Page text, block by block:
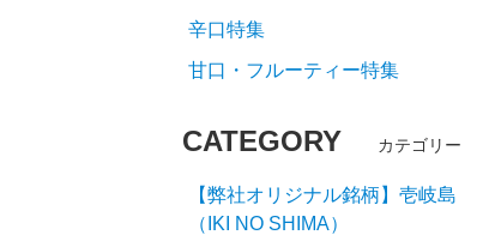
辛口特集
甘口・フルーティー特集
CATEGORY カテゴリー
【弊社オリジナル銘柄】壱岐島
（IKI NO SHIMA）